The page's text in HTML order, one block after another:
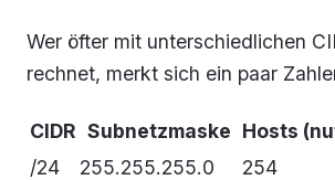
Wer öfter mit unterschiedlichen
rechnet, merkt sich ein paar
CIDR Subnetzmaske Hosts
/24
255.255.255.0
254